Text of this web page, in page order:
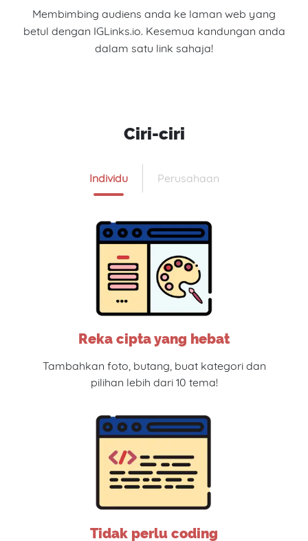
Membimbing audiens anda ke laman web yang
betul dengan IGLinks.io. Kesemua kandungan anda
dalam satu link sahaja!
Ciri-ciri
Individu Perusahaan
Reka cipta yang hebat
Tambahkan foto, butang, buat kategori dan
pilihan lebih dari 10 tema!
Tidak perlu coding